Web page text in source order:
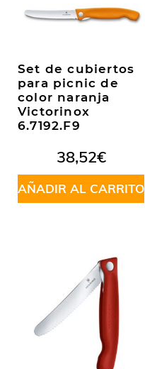
Set de cubiertos
para picnic de
color naranja
Victorinox
6.7192.F9
38,52€
AÑADIR AL CARRITO